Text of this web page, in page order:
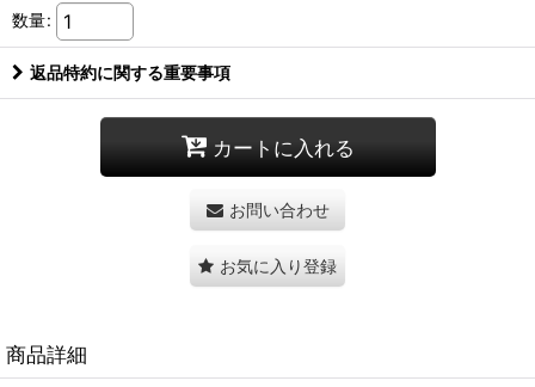
数量:
返品特約に関する重要事項
カートに入れる
お問い合わせ
お気に入り登録
商品詳細